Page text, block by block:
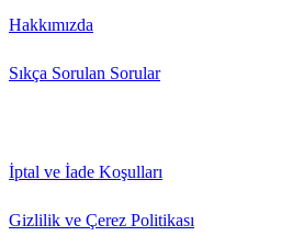
Hakkımızda
Sıkça Sorulan Sorular
İptal ve İade Koşulları
Gizlilik ve Çerez Politikası